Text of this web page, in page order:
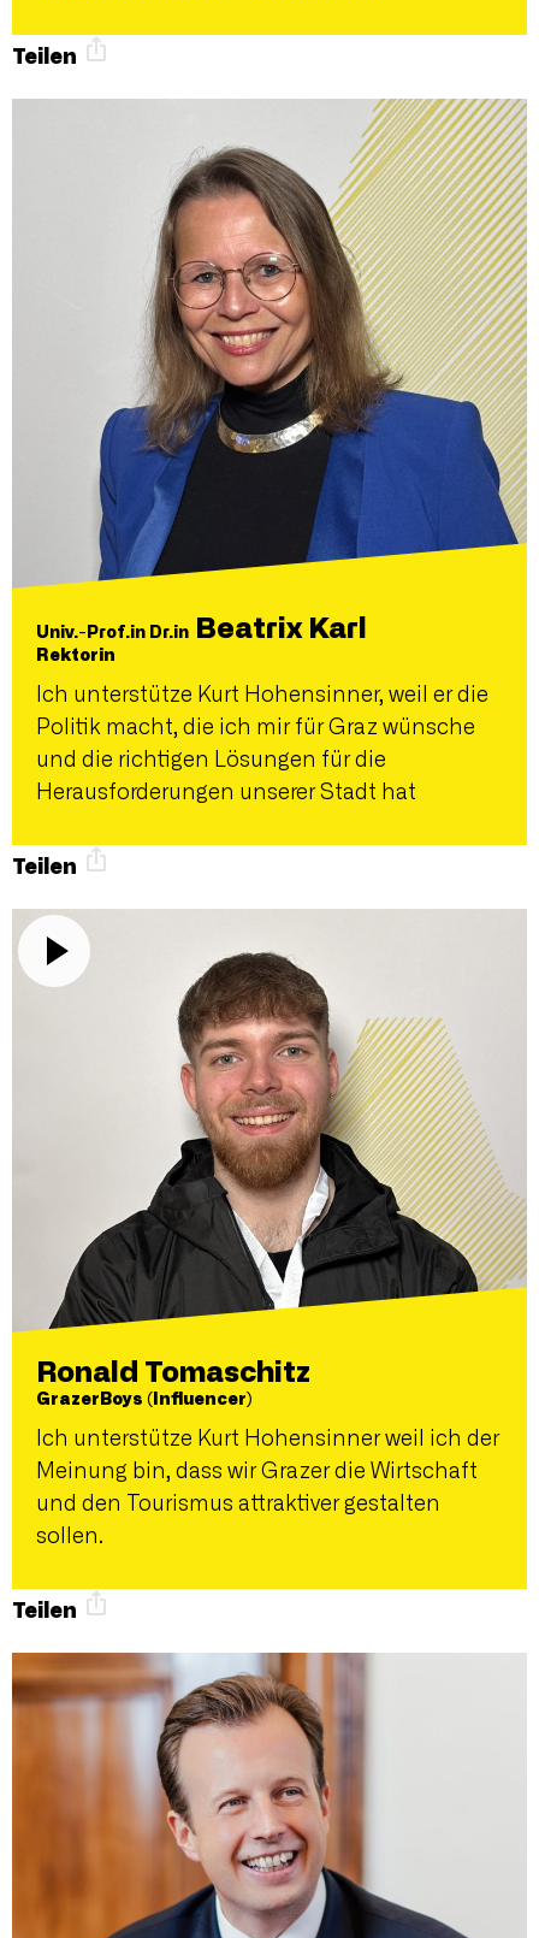
Teilen
Univ.-Prof.in Dr.in Beatrix Karl
Rektorin
Ich unterstütze Kurt Hohensinner, weil er die
Politik macht, die ich mir für Graz wünsche
und die richtigen Lösungen für die
Herausforderungen unserer Stadt hat
Teilen
Ronald Tomaschitz
GrazerBoys (Influencer)
Ich unterstütze Kurt Hohensinner weil ich der
Meinung bin, dass wir Grazer die Wirtschaft
und den Tourismus attraktiver gestalten
sollen.
Teilen